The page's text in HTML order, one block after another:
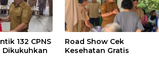
132 CPNS
Dikukuhkan
Road Show Cek
Kesehatan Gratis